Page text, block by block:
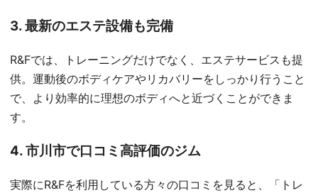
3. 最新のエステ設備も完備
R&Fでは、トレーニングだけでなく、エステサービスも提
供。運動後のボディケアやリカバリーをしっかり行うこと
で、より効率的に理想のボディへと近づくことができま
す。
4. 市川市で口コミ高評価のジム
実際にR&Fを利用している方々の口コミを見ると、「トレ